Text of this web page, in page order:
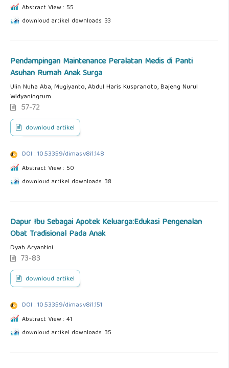
Abstract View : 55
downloud artikel downloads: 33
Pendampingan Maintenance Peralatan Medis di Panti
Asuhan Rumah Anak Surga
Ulin Nuha Aba, Mugiyanto, Abdul Haris Kuspranoto, Bajeng Nurul
Widyaningrum
57-72
downloud artikel
DOI : 10.53359/dimas.v8i1.148
Abstract View : 50
downloud artikel downloads: 38
Dapur Ibu Sebagai Apotek Keluarga:Edukasi Pengenalan
Obat Tradisional Pada Anak
Dyah Aryantini
73-83
downloud artikel
DOI : 10.53359/dimas.v8i1.151
Abstract View : 41
downloud artikel downloads: 35